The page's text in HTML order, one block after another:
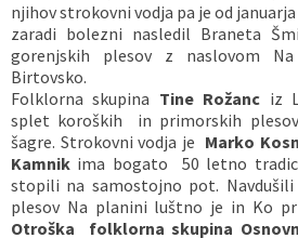
njihov strokovni vodja pa je od
zaradi bolezni nasledil Braneta
gorenjskih plesov z naslovom
Birtovsko.
Folklorna skupina Tine Rožanc iz
splet koroških in primorskih
šagre. Strokovni vodja je Marko
Kamnik ima bogato 50 letno
stopili na samostojno pot.
plesov Na planini luštno je in Ko
Otroška folklorna skupina